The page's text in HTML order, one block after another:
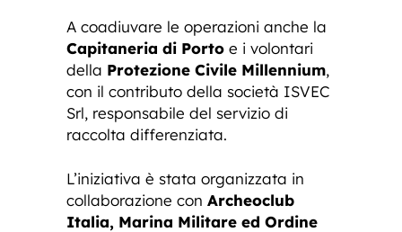
A coadiuvare le operazioni anche la
Capitaneria di Porto e i volontari
della Protezione Civile Millennium,
con il contributo della società ISVEC
Srl, responsabile del servizio di
raccolta differenziata.
L’iniziativa è stata organizzata in
collaborazione con Archeoclub
Italia, Marina Militare ed Ordine